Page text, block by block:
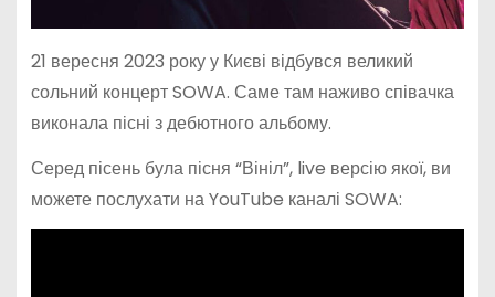
21 вересня 2023 року у Києві відбувся великий
сольний концерт SOWA. Саме там наживо співачка
виконала пісні з дебютного альбому.
Серед пісень була пісня “Вініл”, live версію якої, ви
можете послухати на YouTube каналі SOWA: